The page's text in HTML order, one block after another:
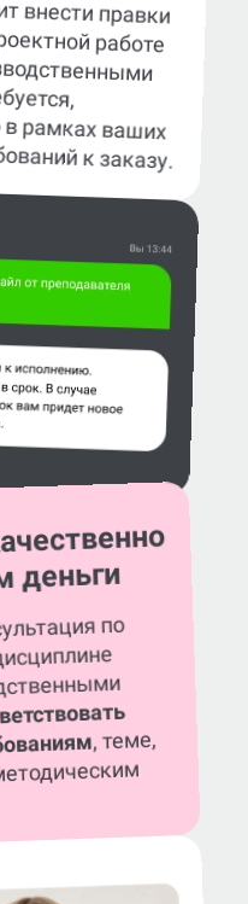
внести правки
работе
в рамках ваших
к заказу.
деньги
по
, теме,